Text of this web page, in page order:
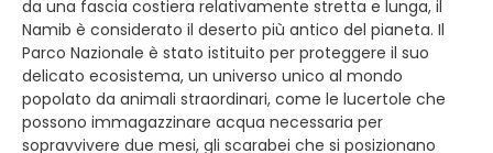
da una fascia costiera relativamente stretta e lunga, il
Namib è considerato il deserto più antico del pianeta. Il
Parco Nazionale è stato istituito per proteggere il suo
delicato ecosistema, un universo unico al mondo
popolato da animali straordinari, come le lucertole che
possono immagazzinare acqua necessaria per
sopravvivere due mesi, gli scarabei che si posizionano